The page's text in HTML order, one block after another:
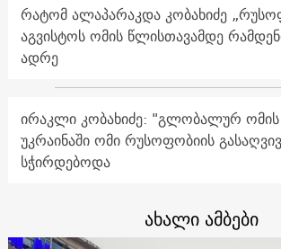
რატომ ალაპარაკდა კობახიძე
აგვისტოს ომის წლისთავამდე
ადრე
ირაკლი კობახიძე: "გლობალურ ომის
უკრაინაში ომი რუსოფობიის
სჭირდებოდა
ახალი ამბები